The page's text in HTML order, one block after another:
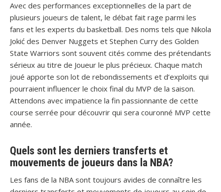
Avec des performances exceptionnelles de la part de
plusieurs joueurs de talent, le débat fait rage parmi les
fans et les experts du basketball. Des noms tels que Nikola
Jokić des Denver Nuggets et Stephen Curry des Golden
State Warriors sont souvent cités comme des prétendants
sérieux au titre de Joueur le plus précieux. Chaque match
joué apporte son lot de rebondissements et d’exploits qui
pourraient influencer le choix final du MVP de la saison.
Attendons avec impatience la fin passionnante de cette
course serrée pour découvrir qui sera couronné MVP cette
année.
Quels sont les derniers transferts et
mouvements de joueurs dans la NBA?
Les fans de la NBA sont toujours avides de connaître les